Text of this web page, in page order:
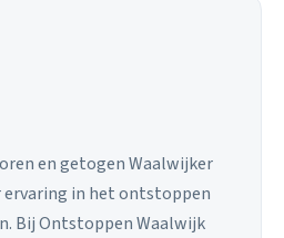
en getogen Waalwijker
ervaring in het ontstoppen
Bij Ontstoppen Waalwijk